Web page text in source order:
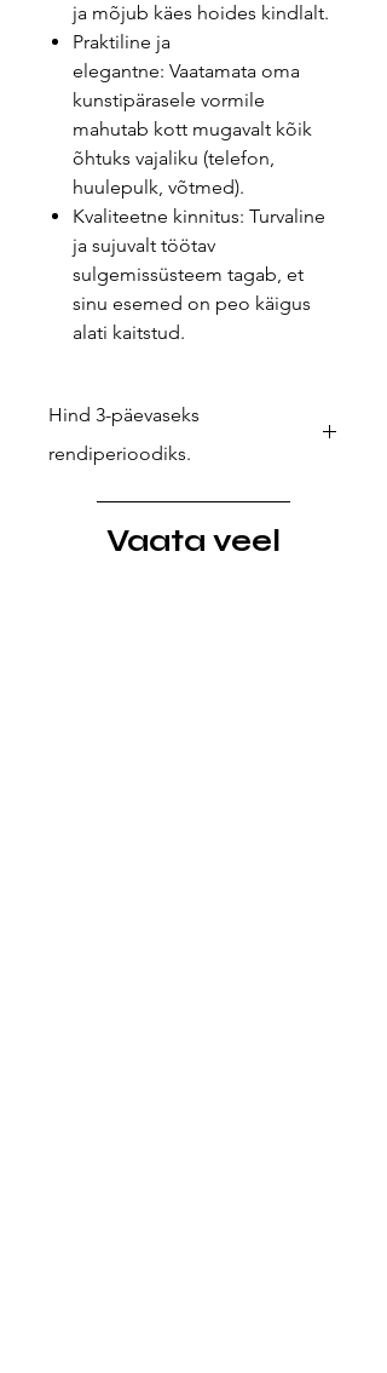
ja mõjub käes hoides kindlalt.
Praktiline ja
elegantne: Vaatamata oma
kunstipärasele vormile
mahutab kott mugavalt kõik
õhtuks vajaliku (telefon,
huulepulk, võtmed).
Kvaliteetne kinnitus: Turvaline
ja sujuvalt töötav
sulgemissüsteem tagab, et
sinu esemed on peo käigus
alati kaitstud.
Hind 3-päevaseks
rendiperioodiks.
Kui soovid pikemat laenutust (nt
reisiks või välismaiseks festivaliks),
anna meile teada – teeme
Vaata veel